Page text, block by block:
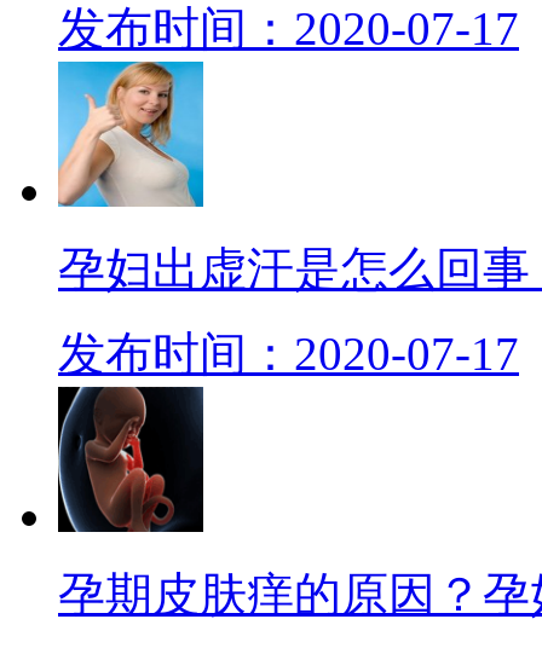
发布时间：2020-07-17
孕妇出虚汗是怎么回
发布时间：2020-07-17
孕期皮肤痒的原因？